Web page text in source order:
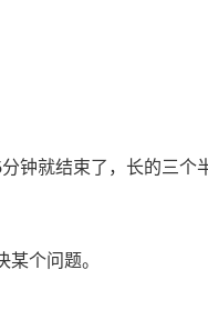
钟就结束了，长的三个
个问题。